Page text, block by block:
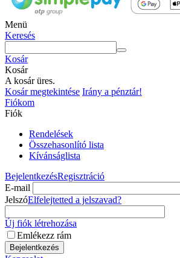
Menü
Keresés
Kosár
Kosár
A kosár üres.
Kosár megtekintése Irány a pénztár!
Fiókom
Fiók
Rendelések
Összehasonlító lista
Kívánságlista
BejelentkezésRegisztráció
E-mail
JelszóElfelejtetted a jelszavad?
Új fiók létrehozása
Emlékezz rám
Bejelentkezés